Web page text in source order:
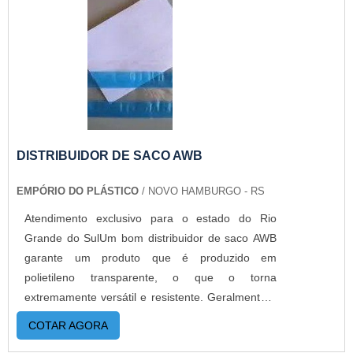
DISTRIBUIDOR DE SACO AWB
EMPÓRIO DO PLÁSTICO / NOVO HAMBURGO - RS
Atendimento exclusivo para o estado do Rio
Grande do SulUm bom distribuidor de saco AWB
garante um produto que é produzido em
polietileno transparente, o que o torna
extremamente versátil e resistente. Geralmente é
utilizado por empresas para identificar e expedir
produtos junto as embalagens originais. A
COTAR AGORA